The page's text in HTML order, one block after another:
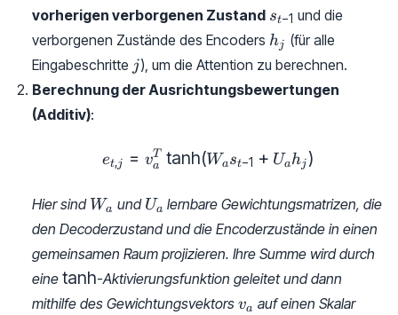
vorherigen verborgenen Zustand s_{t-
1}
st−1 und die
verborgenen Zustände des Encoders h_j
hj (für alle
Eingabeschritte jj), um die Attention zu berechnen.
Berechnung der Ausrichtungsbewertungen
(Additiv):
e_{t, j} = v_a^T
et,j = va
T tanh(Wast−1 + Uahj)
Hier sind W_a
Wa und U_a
Ua lernbare Gewichtungsmatrizen, die
den Decoderzustand und die Encoderzustände in einen
gemeinsamen Raum projizieren. Ihre Summe wird durch
eine \tanh
tanh-Aktivierungsfunktion geleitet und dann
mithilfe des Gewichtungsvektors v_a
va auf einen Skalar